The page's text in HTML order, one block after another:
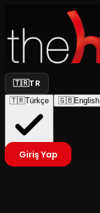
🇹🇷TR
🇹🇷Türkçe 🇬🇧English
Giriş Yap